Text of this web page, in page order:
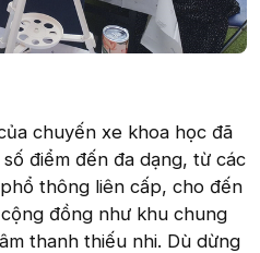
chuyến xe khoa học đã
điểm đến đa dạng, từ các
thông liên cấp, cho đến
đồng như khu chung
thanh thiếu nhi. Dù dừng